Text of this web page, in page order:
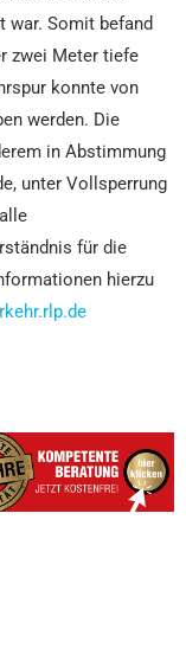
war. Somit befand
zwei Meter tiefe
konnte von
werden. Die
in Abstimmung
unter Vollsperrung
für die
hierzu